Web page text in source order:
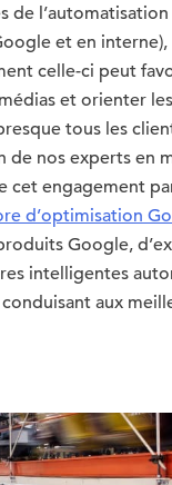
de l’automatisation
et en interne),
celle-ci peut
et orienter
tous les
de nos experts en
cet engagement
d’optimisation
Google,
intelligentes
aux